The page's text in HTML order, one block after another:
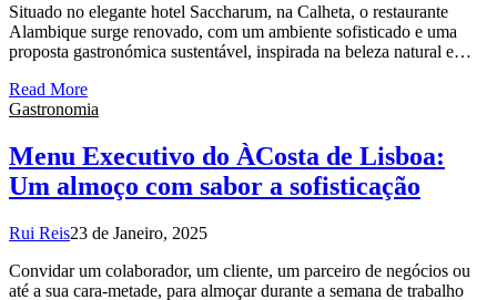
Situado no elegante hotel Saccharum, na Calheta, o restaurante
Alambique surge renovado, com um ambiente sofisticado e uma
proposta gastronómica sustentável, inspirada na beleza natural e…
Read More
Gastronomia
Menu Executivo do ÀCosta de Lisboa:
Um almoço com sabor a sofisticação
Rui Reis23 de Janeiro, 2025
Convidar um colaborador, um cliente, um parceiro de negócios ou
até a sua cara-metade, para almoçar durante a semana de trabalho